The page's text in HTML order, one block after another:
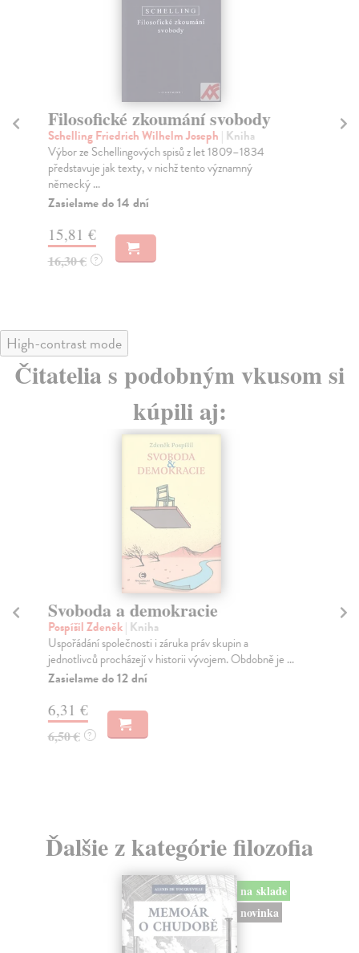
Filosofické zkoumání svobody
Schelling Friedrich Wilhelm Joseph | Kniha
Výbor ze Schellingových spisů z let 1809–1834
představuje jak texty, v nichž tento významný
německý ...
Zasielame do 14 dní
15,81 €
16,30 € ?
High-contrast mode
Čitatelia s podobným vkusom si
kúpili aj:
Svoboda a demokracie
Pospíšil Zdeněk| Kniha
Uspořádání společnosti i záruka práv skupin a
jednotlivců procházejí v historii vývojem. Obdobně je ...
Zasielame do 12 dní
6,31 €
6,50 € ?
Ďalšie z kategórie filozofia
na sklade
novinka